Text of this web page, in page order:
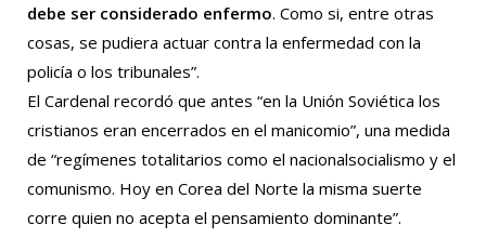
debe ser considerado enfermo. Como si, entre otras
cosas, se pudiera actuar contra la enfermedad con la
policía o los tribunales”.
El Cardenal recordó que antes “en la Unión Soviética los
cristianos eran encerrados en el manicomio”, una medida
de “regímenes totalitarios como el nacionalsocialismo y el
comunismo. Hoy en Corea del Norte la misma suerte
corre quien no acepta el pensamiento dominante”.